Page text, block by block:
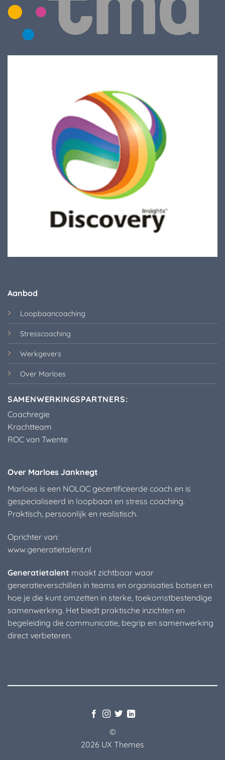
Aanbod
Loopbaancoaching
Stresscoaching
Werkgevers
Over Marloes
SAMENWERKINGSPARTNERS:
Coachregie
Krachtteam
ROC van Twente
Over Marloes Janknegt
Marloes is een NOLOC gecertificeerde coach en is
gespecialiseerd in loopbaan en stress coaching.
Praktisch, persoonlijk en realistisch.
Oprichter van:
www.generatietalent.nl
Generatietalent maakt zichtbaar waar
generatieverschillen in teams en organisaties botsen en
hoe je die kunt omzetten in sterke, toekomstbestendige
samenwerking. Het biedt praktische inzichten en
begeleiding die communicatie, begrip en samenwerking
direct verbeteren.
©
2026 UX Themes